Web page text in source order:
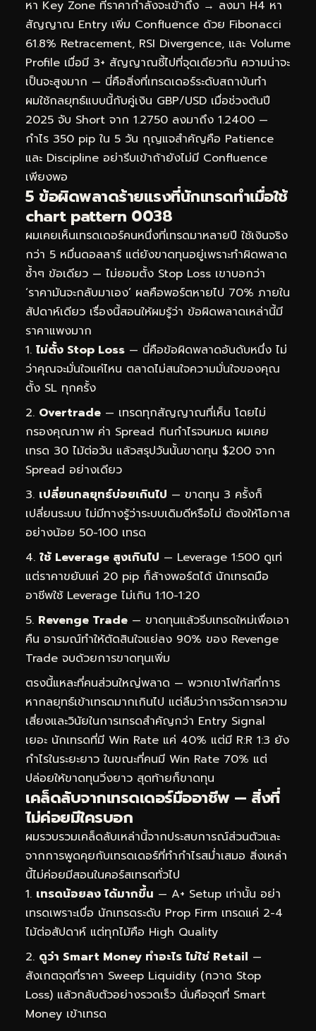
หา Key Zone ที่ราคากำลังจะเข้าถึง → ลงมา H4 หา
สัญญาณ Entry เพิ่ม Confluence ด้วย Fibonacci
61.8% Retracement, RSI Divergence, และ Volume
Profile เมื่อมี 3+ สัญญาณชี้ไปที่จุดเดียวกัน ความน่าจะ
เป็นจะสูงมาก — นี่คือสิ่งที่เทรดเดอร์ระดับสถาบันทำ
ผมใช้กลยุทธ์แบบนี้กับคู่เงิน GBP/USD เมื่อช่วงต้นปี
2025 จับ Short จาก 1.2750 ลงมาถึง 1.2400 —
กำไร 350 pip ใน 5 วัน กุญแจสำคัญคือ Patience
และ Discipline อย่ารีบเข้าถ้ายังไม่มี Confluence
เพียงพอ
5 ข้อผิดพลาดร้ายแรงที่นักเทรดทำเมื่อใช้
chart pattern 0038
ผมเคยเห็นเทรดเดอร์คนหนึ่งที่เทรดมาหลายปี ใช้เงินจริง
กว่า 5 หมื่นดอลลาร์ แต่ยังขาดทุนอยู่เพราะทำผิดพลาด
ซ้ำๆ ข้อเดียว — ไม่ยอมตั้ง Stop Loss เขาบอกว่า
‘ราคามันจะกลับมาเอง’ ผลคือพอร์ตหายไป 70% ภายใน
สัปดาห์เดียว เรื่องนี้สอนให้ผมรู้ว่า ข้อผิดพลาดเหล่านี้มี
ราคาแพงมาก
ไม่ตั้ง Stop Loss — นี่คือข้อผิดพลาดอันดับหนึ่ง ไม่
ว่าคุณจะมั่นใจแค่ไหน ตลาดไม่สนใจความมั่นใจของคุณ
ตั้ง SL ทุกครั้ง
Overtrade — เทรดทุกสัญญาณที่เห็น โดยไม่
กรองคุณภาพ ค่า Spread กินกำไรจนหมด ผมเคย
เทรด 30 ไม้ต่อวัน แล้วสรุปวันนั้นขาดทุน $200 จาก
Spread อย่างเดียว
เปลี่ยนกลยุทธ์บ่อยเกินไป — ขาดทุน 3 ครั้งก็
เปลี่ยนระบบ ไม่มีทางรู้ว่าระบบเดิมดีหรือไม่ ต้องให้โอกาส
อย่างน้อย 50-100 เทรด
ใช้ Leverage สูงเกินไป — Leverage 1:500 ดูเท่
แต่ราคาขยับแค่ 20 pip ก็ล้างพอร์ตได้ นักเทรดมือ
อาชีพใช้ Leverage ไม่เกิน 1:10-1:20
Revenge Trade — ขาดทุนแล้วรีบเทรดใหม่เพื่อเอา
คืน อารมณ์ทำให้ตัดสินใจแย่ลง 90% ของ Revenge
Trade จบด้วยการขาดทุนเพิ่ม
ตรงนี้แหละที่คนส่วนใหญ่พลาด — พวกเขาโฟกัสที่การ
หากลยุทธ์เข้าเทรดมากเกินไป แต่ลืมว่าการจัดการความ
เสี่ยงและวินัยในการเทรดสำคัญกว่า Entry Signal
เยอะ นักเทรดที่มี Win Rate แค่ 40% แต่มี R:R 1:3 ยัง
กำไรในระยะยาว ในขณะที่คนมี Win Rate 70% แต่
ปล่อยให้ขาดทุนวิ่งยาว สุดท้ายก็ขาดทุน
เคล็ดลับจากเทรดเดอร์มืออาชีพ — สิ่งที่
ไม่ค่อยมีใครบอก
ผมรวบรวมเคล็ดลับเหล่านี้จากประสบการณ์ส่วนตัวและ
จากการพูดคุยกับเทรดเดอร์ที่ทำกำไรสม่ำเสมอ สิ่งเหล่า
นี้ไม่ค่อยมีสอนในคอร์สเทรดทั่วไป
เทรดน้อยลง ได้มากขึ้น — A+ Setup เท่านั้น อย่า
เทรดเพราะเบื่อ นักเทรดระดับ Prop Firm เทรดแค่ 2-4
ไม้ต่อสัปดาห์ แต่ทุกไม้คือ High Quality
ดูว่า Smart Money ทำอะไร ไม่ใช่ Retail —
สังเกตจุดที่ราคา Sweep Liquidity (กวาด Stop
Loss) แล้วกลับตัวอย่างรวดเร็ว นั่นคือจุดที่ Smart
Money เข้าเทรด